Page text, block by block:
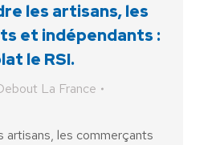
les artisans, les
et indépendants :
le RSI.
La France
artisans, les commerçants